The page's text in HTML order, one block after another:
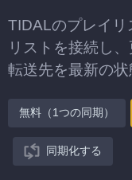
TIDALのプレイ
リストを接続し
転送先を最新の状
無料（1つの同期）
同期化する